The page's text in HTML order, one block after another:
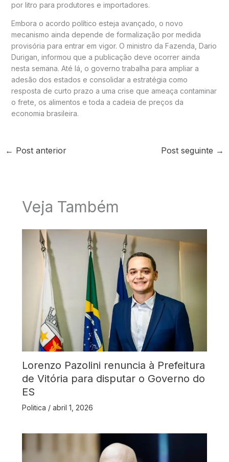
por litro para produtores e importadores.
Embora o acordo político esteja avançado, o novo
mecanismo ainda depende de formalização por medida
provisória para entrar em vigor. O ministro da Fazenda, Dario
Durigan, informou que a publicação deve ocorrer ainda
nesta semana. Até lá, o governo trabalha para ampliar a
adesão dos estados e consolidar a estratégia como
resposta de curto prazo a uma crise que ameaça contaminar
o frete, os alimentos e toda a cadeia de preços da
economia brasileira.
← Post anterior Post seguinte →
Veja Também
Lorenzo Pazolini renuncia à Prefeitura
de Vitória para disputar o Governo do
ES
Politica / abril 1, 2026